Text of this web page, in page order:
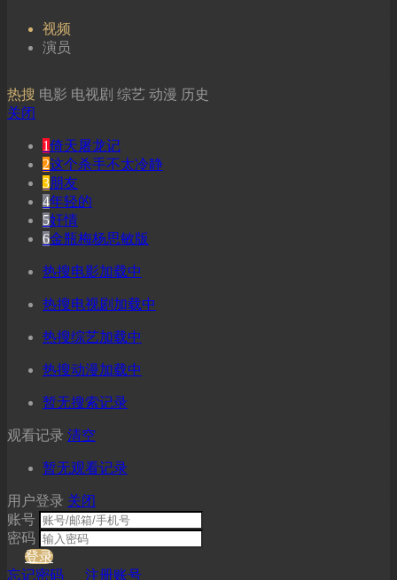
视频
演员
热搜 电影 电视剧 综艺 动漫 历史
关闭
1倚天屠龙记
2这个杀手不太冷静
3朋友
4年轻的
5奸情
6金瓶梅杨思敏版
热搜电影加载中
热搜电视剧加载中
热搜综艺加载中
热搜动漫加载中
暂无搜索记录
观看记录 清空
暂无观看记录
用户登录 关闭
账号
密码
登录
忘记密码
注册账号